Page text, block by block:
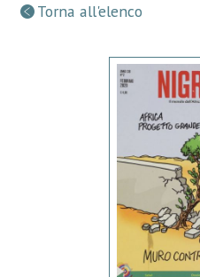
Torna all'elenco